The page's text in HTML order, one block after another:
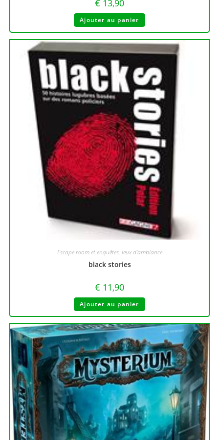
€ 13,90
Ajouter au panier
Escape room et enquêtes, Jeux d'ambiance
black stories
€ 11,90
Ajouter au panier